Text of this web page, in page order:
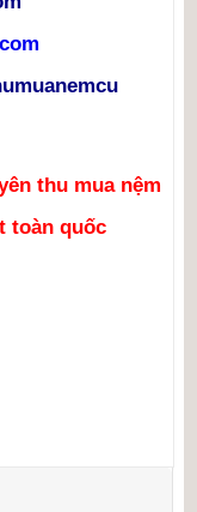
thu mua nệm
toàn quốc